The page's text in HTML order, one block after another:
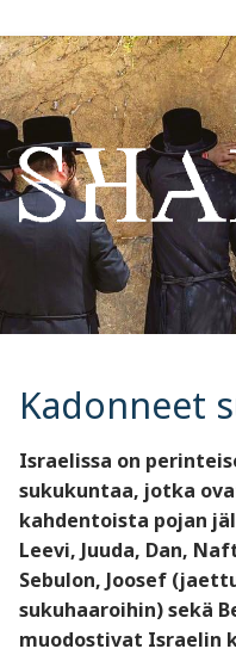
Hyppää
sisältöön
Kadonneet
Israelissa on
sukukuntaa, jotka
kahdentoista pojan
Leevi, Juuda, Dan,
Sebulon, Joosef
sukuhaaroihin) sekä
muodostivat Israelin